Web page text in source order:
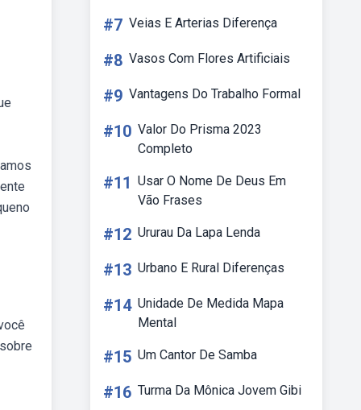
#7 Veias E Arterias Diferença
#8 Vasos Com Flores Artificiais
#9 Vantagens Do Trabalho Formal
#10 Valor Do Prisma 2023
Completo
#11 Usar O Nome De Deus Em
Vão Frases
#12 Ururau Da Lapa Lenda
#13 Urbano E Rural Diferenças
#14 Unidade De Medida Mapa
Mental
#15 Um Cantor De Samba
#16 Turma Da Mônica Jovem Gibi